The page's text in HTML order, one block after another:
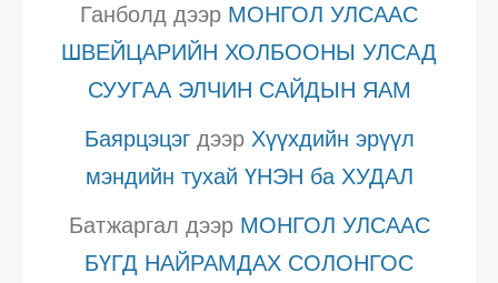
Ганболд дээр МОНГОЛ УЛСААС
ШВЕЙЦАРИЙН ХОЛБООНЫ УЛСАД
СУУГАА ЭЛЧИН САЙДЫН ЯАМ
Баярцэцэгдээр Хүүхдийн эрүүл
мэндийн тухай ҮНЭН ба ХУДАЛ
Батжаргал дээр МОНГОЛ УЛСААС
БҮГД НАЙРАМДАХ СОЛОНГОС